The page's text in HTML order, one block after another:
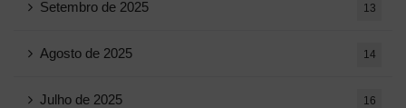
Setembro de 2025 13
Agosto de 2025 14
Julho de 2025 16